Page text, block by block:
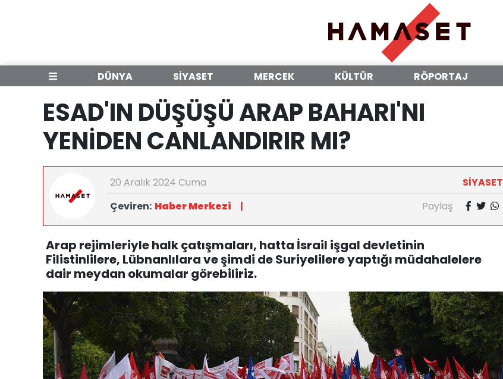
DÜNYA SİYASET MERCEK KÜLTÜR RÖPORTAJ
ESAD'IN DÜŞÜŞÜ ARAP BAHARI'NI
YENİDEN CANLANDIRIR MI?
20 Aralık 2024 Cuma
SİYASET
Çeviren: Haber Merkezi | Paylaş
Arap rejimleriyle halk çatışmaları, hatta İsrail işgal devletinin
Filistinlilere, Lübnanlılara ve şimdi de Suriyelilere yaptığı müdahalelere
dair meydan okumalar görebiliriz.